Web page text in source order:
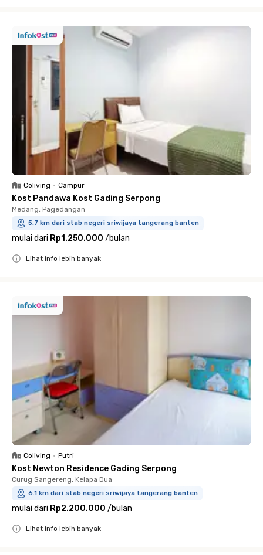
Coliving • Campur
Kost Pandawa Kost Gading Serpong
Medang, Pagedangan
5.7 km dari stab negeri sriwijaya tangerang banten
mulai dari Rp1.250.000 /bulan
Lihat info lebih banyak
Coliving • Putri
Kost Newton Residence Gading Serpong
Curug Sangereng, Kelapa Dua
6.1 km dari stab negeri sriwijaya tangerang banten
mulai dari Rp2.200.000 /bulan
Lihat info lebih banyak